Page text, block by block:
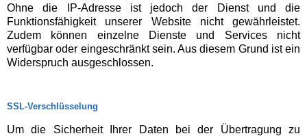
Ohne die IP-Adresse ist jedoch der Dienst und die
Funktionsfähigkeit unserer Website nicht gewährleistet.
Zudem können einzelne Dienste und Services nicht
verfügbar oder eingeschränkt sein. Aus diesem Grund ist ein
Widerspruch ausgeschlossen.
SSL-Verschlüsselung
Um die Sicherheit Ihrer Daten bei der Übertragung zu